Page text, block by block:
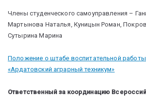
Члены студенческого самоуправления –
Мартынова Наталья, Куницын Роман,
Сутырина Марина
Положение о штабе воспитательной
«Ардатовский аграрный техникум»
Ответственный за координацию